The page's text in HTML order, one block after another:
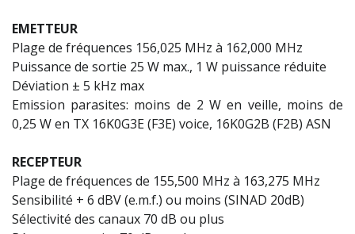
EMETTEUR
Plage de fréquences 156,025 MHz à 162,000 MHz
Puissance de sortie 25 W max., 1 W puissance réduite
Déviation ± 5 kHz max
Emission parasites: moins de 2 W en veille, moins de
0,25 W en TX 16K0G3E (F3E) voice, 16K0G2B (F2B) ASN
RECEPTEUR
Plage de fréquences de 155,500 MHz à 163,275 MHz
Sensibilité + 6 dBV (e.m.f.) ou moins (SINAD 20dB)
Sélectivité des canaux 70 dB ou plus